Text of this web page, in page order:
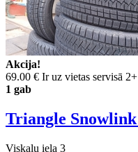
Akcija!
69.00 € Ir uz vietas servisā
1 gab
Triangle
Viskaļu iela 3